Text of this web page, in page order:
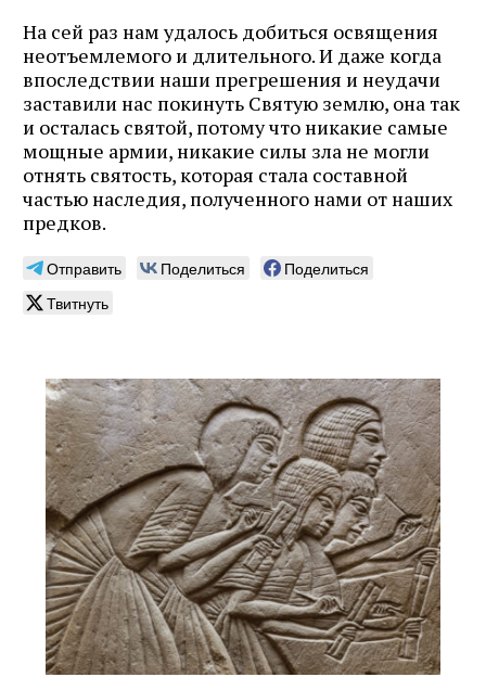
На сей раз нам удалось добиться освящения
неотъемлемого и длительного. И даже когда
впоследствии наши прегрешения и неудачи
заставили нас покинуть Святую землю, она так
и осталась святой, потому что никакие самые
мощные армии, никакие силы зла не могли
отнять святость, которая стала составной
частью наследия, полученного нами от наших
предков.
Отправить Поделиться
Поделиться
Твитнуть